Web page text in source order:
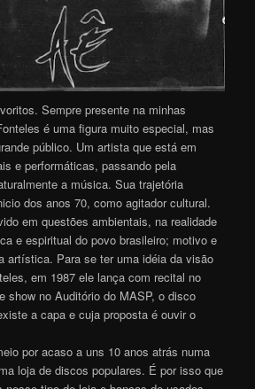
Sempre presente na minhas
é uma figura muito especial, mas
público. Um artista que está em
e performáticas, passando pela
a música. Sua trajetória
dos anos 70, como agitador cultural.
em questões ambientais, na realidade
e espiritual do povo brasileiro; motivo e
artística. Para se ter uma idéia da visão
em 1987 ele lança com recital no
show no Auditório do MASP, o disco
a capa e cuja proposta é ouvir o
por acaso a uns 10 anos atrás numa
loja de discos populares. É por isso que